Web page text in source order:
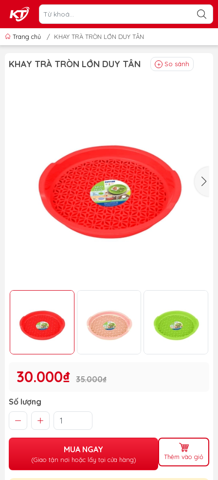
Trang chủ / KHAY TRÀ TRÒN LỚN DUY TÂN
KHAY TRÀ TRÒN LỚN DUY TÂN So sánh
30.000₫ 35.000₫
Số lượng
MUA NGAY
(Giao tận nơi hoặc lấy tại cửa hàng) Thêm vào giỏ